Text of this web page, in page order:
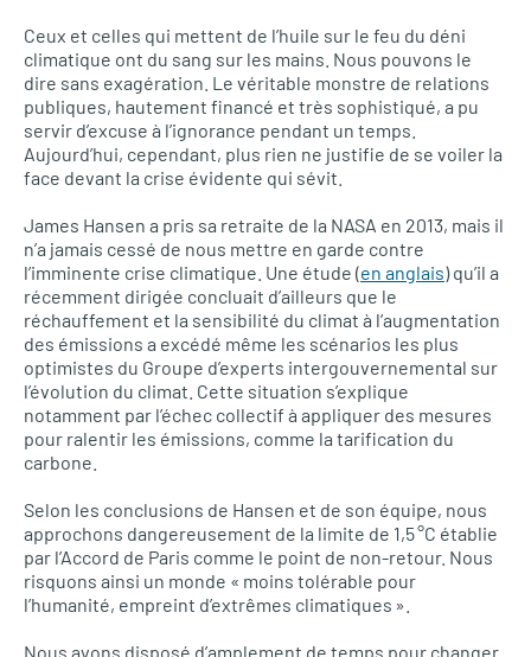
Ceux et celles qui mettent de l’huile sur le feu du déni
climatique ont du sang sur les mains. Nous pouvons le
dire sans exagération. Le véritable monstre de relations
publiques, hautement financé et très sophistiqué, a pu
servir d’excuse à l’ignorance pendant un temps.
Aujourd’hui, cependant, plus rien ne justifie de se voiler la
face devant la crise évidente qui sévit.
James Hansen a pris sa retraite de la NASA en 2013, mais il
n’a jamais cessé de nous mettre en garde contre
l’imminente crise climatique. Une étude (en anglais) qu’il a
récemment dirigée concluait d’ailleurs que le
réchauffement et la sensibilité du climat à l’augmentation
des émissions a excédé même les scénarios les plus
optimistes du Groupe d’experts intergouvernemental sur
l’évolution du climat. Cette situation s’explique
notamment par l’échec collectif à appliquer des mesures
pour ralentir les émissions, comme la tarification du
carbone.
Selon les conclusions de Hansen et de son équipe, nous
approchons dangereusement de la limite de 1,5 °C établie
par l’Accord de Paris comme le point de non-retour. Nous
risquons ainsi un monde « moins tolérable pour
l’humanité, empreint d’extrêmes climatiques ».
Nous avons disposé d’amplement de temps pour changer